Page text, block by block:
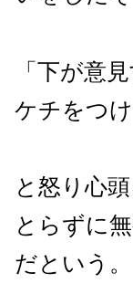
「下が意
ケチをつ
と怒り心
とらずに
だという。